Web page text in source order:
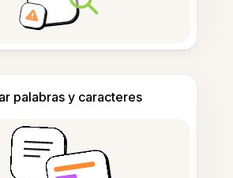
palabras y caracteres